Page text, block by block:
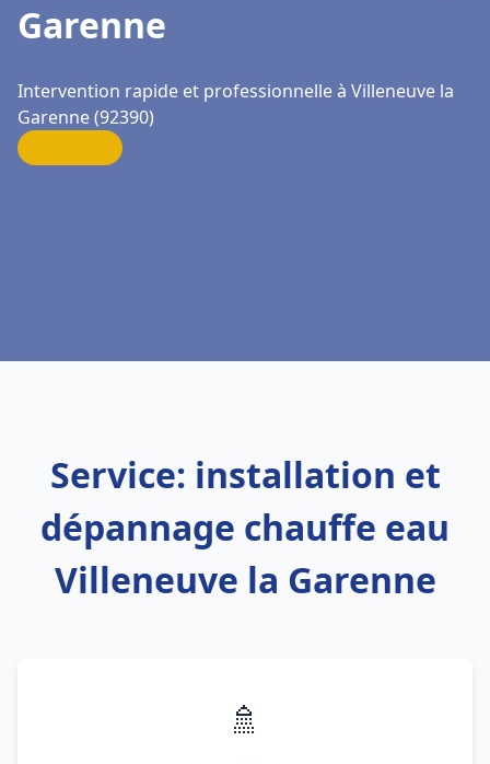
Garenne
Intervention rapide et professionnelle à Villeneuve la
Garenne (92390)
Service: installation et
dépannage chauffe eau
Villeneuve la Garenne
🚿